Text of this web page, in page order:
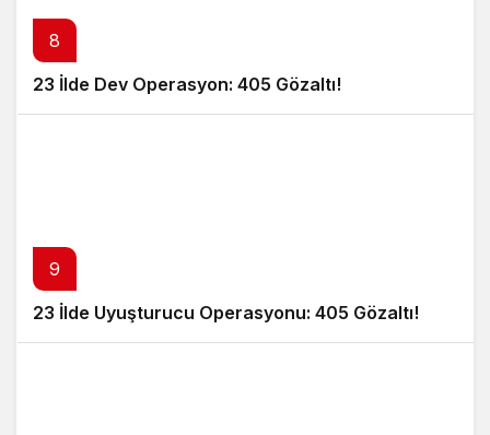
8
23 İlde Dev Operasyon: 405 Gözaltı!
9
23 İlde Uyuşturucu Operasyonu: 405 Gözaltı!